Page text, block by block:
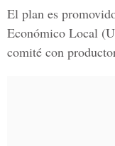
El plan es
Económico Local
comité con